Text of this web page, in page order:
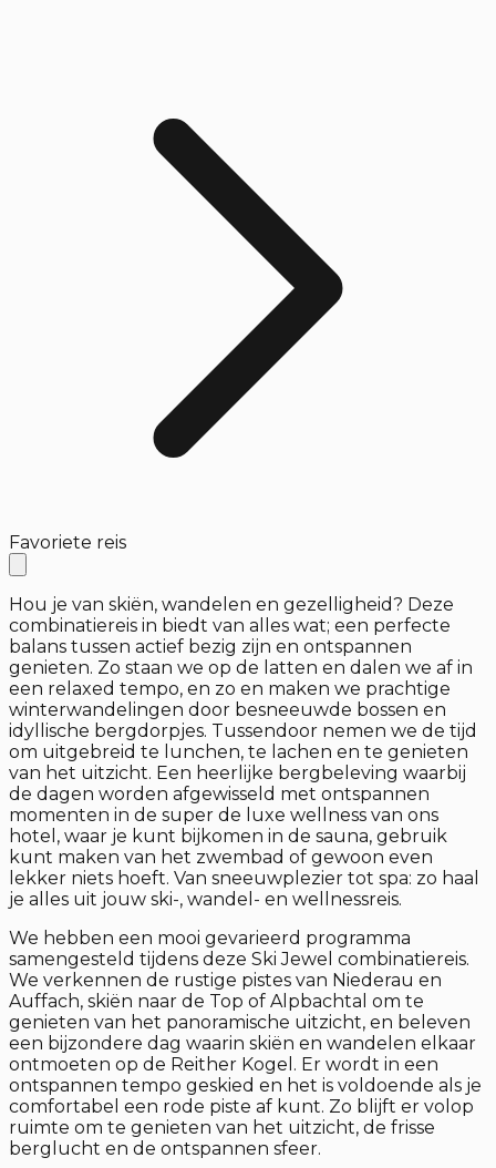
Favoriete reis
Hou je van skiën, wandelen en gezelligheid? Deze
combinatiereis in biedt van alles wat; een perfecte
balans tussen actief bezig zijn en ontspannen
genieten. Zo staan we op de latten en dalen we af in
een relaxed tempo, en zo en maken we prachtige
winterwandelingen door besneeuwde bossen en
idyllische bergdorpjes. Tussendoor nemen we de tijd
om uitgebreid te lunchen, te lachen en te genieten
van het uitzicht. Een heerlijke bergbeleving waarbij
de dagen worden afgewisseld met ontspannen
momenten in de super de luxe wellness van ons
hotel, waar je kunt bijkomen in de sauna, gebruik
kunt maken van het zwembad of gewoon even
lekker niets hoeft. Van sneeuwplezier tot spa: zo haal
je alles uit jouw ski-, wandel- en wellnessreis.
We hebben een mooi gevarieerd programma
samengesteld tijdens deze Ski Jewel combinatiereis.
We verkennen de rustige pistes van Niederau en
Auffach, skiën naar de Top of Alpbachtal om te
genieten van het panoramische uitzicht, en beleven
een bijzondere dag waarin skiën en wandelen elkaar
ontmoeten op de Reither Kogel. Er wordt in een
ontspannen tempo geskied en het is voldoende als je
comfortabel een rode piste af kunt. Zo blijft er volop
ruimte om te genieten van het uitzicht, de frisse
berglucht en de ontspannen sfeer.